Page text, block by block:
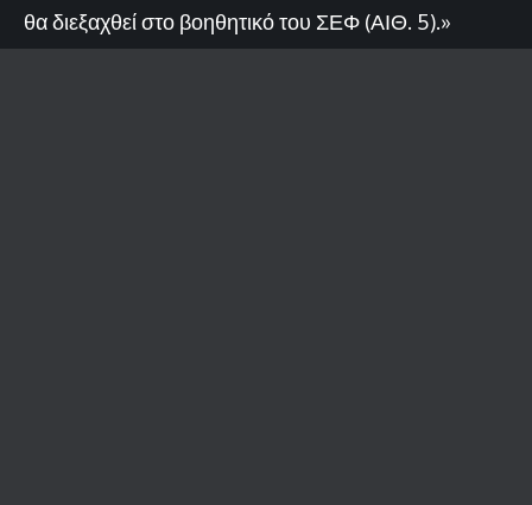
θα διεξαχθεί στο βοηθητικό του ΣΕΦ (ΑΙΘ. 5).»